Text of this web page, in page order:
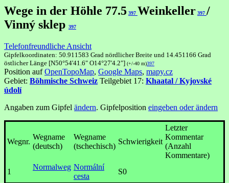
Wege in der Höhle 77.5 397 Weinkeller 397 /
Vinný sklep 397
Telefonfreundliche Ansicht
Gipfelkoordinaten: 50.911583 Grad nördlicher Breite und 14.451166 Grad
östlicher Länge [N50°54'41.6" O14°27'4.2"] (+/-40 m)397
Position aufOpenTopoMap, Google Maps, mapy.cz
Gebiet: Böhmische Schweiz Teilgebiet 17: Khaatal / Kyjovské
údolí
Angaben zum Gipfel ändern. Gipfelposition eingeben oder ändern
Wegnr.
Wegname
(deutsch)
Wegname
(tschechisch)
Schwierigkeit
Letzter
Kommentar
(Anzahl
Kommentare)
1
Normalweg Normální
cesta
S0